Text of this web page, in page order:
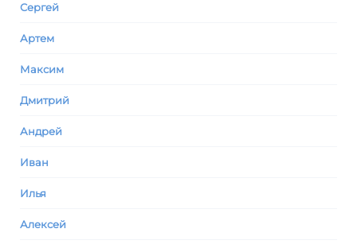
Сергей
Артем
Максим
Дмитрий
Андрей
Иван
Илья
Алексей